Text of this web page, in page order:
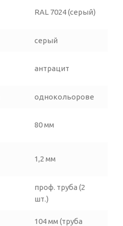
RAL 7024 (серый)
серый
антрацит
однокольорове
80 мм
1,2 мм
проф. труба (2
шт.)
104 мм (труба